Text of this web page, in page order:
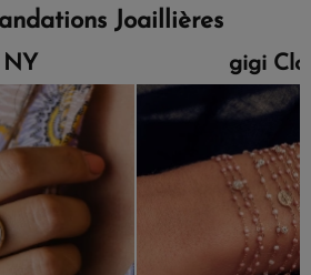
Joaillières
NY gigi